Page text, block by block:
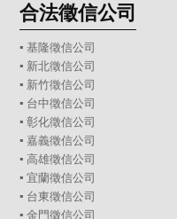
合法徵信公司
▪基隆徵信公司
▪ 新北徵信公司
▪ 新竹徵信公司
▪ 台中徵信公司
▪彰化徵信公司
▪嘉義徵信公司
▪高雄徵信公司
▪宜蘭徵信公司
▪ 台東徵信公司
▪金門徵信公司